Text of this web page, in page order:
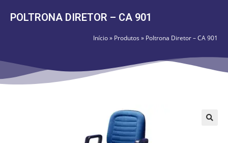
POLTRONA DIRETOR – CA 901
Início» Produtos » Poltrona Diretor – CA 901